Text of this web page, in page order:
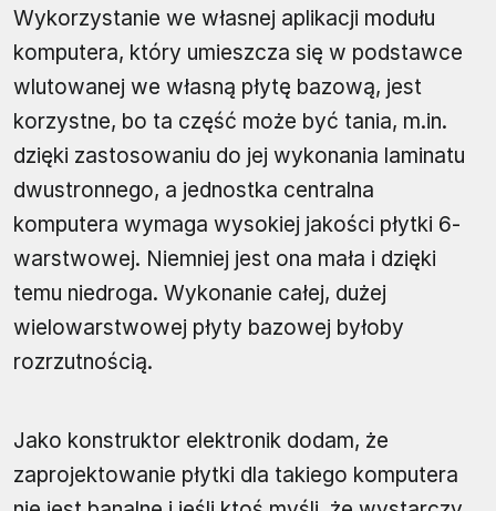
Wykorzystanie we własnej aplikacji modułu
komputera, który umieszcza się w podstawce
wlutowanej we własną płytę bazową, jest
korzystne, bo ta część może być tania, m.in.
dzięki zastosowaniu do jej wykonania laminatu
dwustronnego, a jednostka centralna
komputera wymaga wysokiej jakości płytki 6-
warstwowej. Niemniej jest ona mała i dzięki
temu niedroga. Wykonanie całej, dużej
wielowarstwowej płyty bazowej byłoby
rozrzutnością.
Jako konstruktor elektronik dodam, że
zaprojektowanie płytki dla takiego komputera